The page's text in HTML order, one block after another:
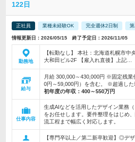
122日
正社員 業種未経験OK 完全週休2日制
情報更新日：2026/05/15 終了予定日：2026/11/05
勤務地
【転勤なし】 本社：北海道札幌市中
大和田ビル2F 【雇入れ直後】上記…
給与
月給 300,000～430,000円 ※固定残業
0円～59,000円）を含む。 ※超過した
初年度の年収： 400～550万円
仕事内容
生成AIなどを活用したデザイン業務（
をお任せします。要件整理をはじめ
流工程まで幅広く対応します。
【専門卒以上／第二新卒歓迎】◎デ